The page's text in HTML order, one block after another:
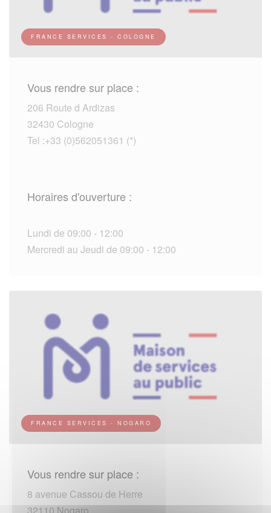
FRANCE SERVICES - COLOGNE
Vous rendre sur place :
206 Route d Ardizas
32430 Cologne
Tel :+33 (0)562051361 (*)
Horaires d'ouverture :
Lundi de 09:00 - 12:00
Mercredi au Jeudi de 09:00 - 12:00
FRANCE SERVICES - NOGARO
Vous rendre sur place :
8 avenue Cassou de Herre
32110 Nogaro